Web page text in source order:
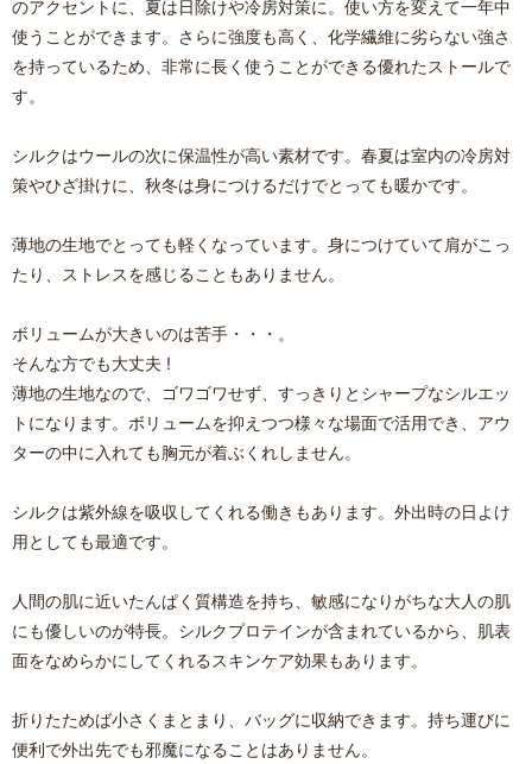
のアクセントに、夏は日除けや冷房対策に。使い方を変えて一年中
使うことができます。さらに強度も高く、化学繊維に劣らない強さ
を持っているため、非常に長く使うことができる優れたストールで
す。
シルクはウールの次に保温性が高い素材です。春夏は室内の冷房対
策やひざ掛けに、秋冬は身につけるだけでとっても暖かです。
薄地の生地でとっても軽くなっています。身につけていて肩がこっ
たり、ストレスを感じることもありません。
ボリュームが大きいのは苦手・・・。
そんな方でも大丈夫 !
薄地の生地なので、ゴワゴワせず、すっきりとシャープなシルエッ
トになります。ボリュームを抑えつつ様々な場面で活用でき、アウ
ターの中に入れても胸元が着ぶくれしません。
シルクは紫外線を吸収してくれる働きもあります。外出時の日よけ
用としても最適です。
人間の肌に近いたんぱく質構造を持ち、敏感になりがちな大人の肌
にも優しいのが特長。シルクプロテインが含まれているから、肌表
面をなめらかにしてくれるスキンケア効果もあります。
折りたためば小さくまとまり、バッグに収納できます。持ち運びに
便利で外出先でも邪魔になることはありません。